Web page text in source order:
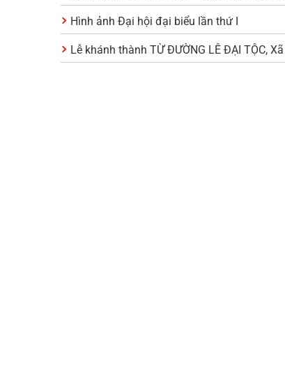
Hình ảnh Đại hội đại biểu lần thứ I
Lễ khánh thành TỪ ĐƯỜNG LÊ ĐẠI TỘC,